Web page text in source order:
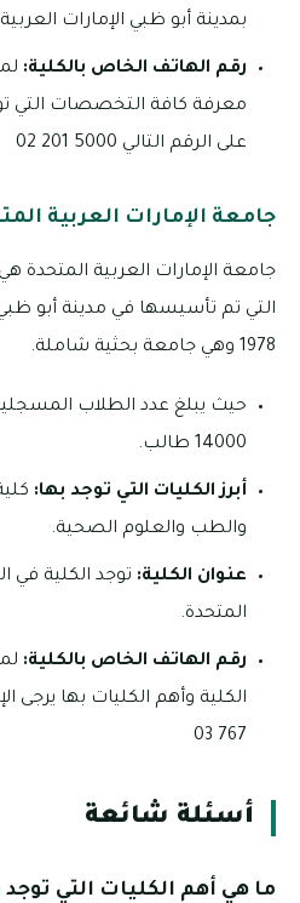
بمدينة أبو ظبي الإمارات
رقم الهاتف الخاص بالكلية:
معرفة كافة التخصصات التي
على الرقم التالي 5000 201 02
جامعة الإمارات العربية
جامعة الإمارات العربية المتحدة
التي تم تأسيسها في مدينة أبو
1978 وهي جامعة بحثية شاملة.
حيث يبلغ عدد الطلاب
14000 طالب.
أبرز الكليات التي توجد بها:
والطب والعلوم الصحية.
عنوان الكلية: توجد الكلية في
المتحدة.
رقم الهاتف الخاص بالكلية:
767 03
أسئلة شائعة
ما هي أهم الكليات التي